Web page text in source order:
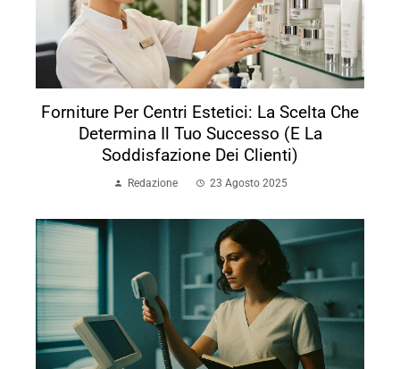
Forniture Per Centri Estetici: La Scelta Che
Determina Il Tuo Successo (e La
Soddisfazione Dei Clienti)
Redazione 23 Agosto 2025